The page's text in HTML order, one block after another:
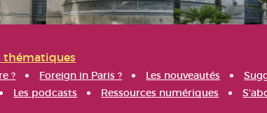
thématiques
? Foreign in Paris ? Les nouveautés
Les podcasts Ressources numériques